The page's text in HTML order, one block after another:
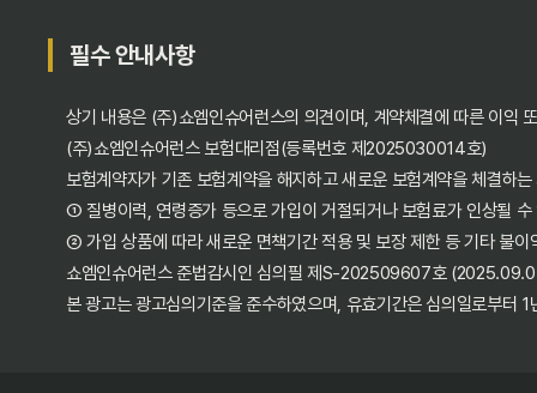
필수 안내사항
상기 내용은 (주)쇼엠인슈어런스의 의견이며, 계약체결에 따른 이익
(주)쇼엠인슈어런스 보험대리점(등록번호 제2025030014호)
보험계약자가 기존 보험계약을 해지하고 새로운 보험계약을 체결하
① 질병이력, 연령증가 등으로 가입이 거절되거나 보험료가 인상될 수
② 가입 상품에 따라 새로운 면책기간 적용 및 보장 제한 등 기타 불이
쇼엠인슈어런스 준법감시인 심의필 제S-202509607호
본 광고는 광고심의기준을 준수하였으며, 유효기간은 심의일로부터 1